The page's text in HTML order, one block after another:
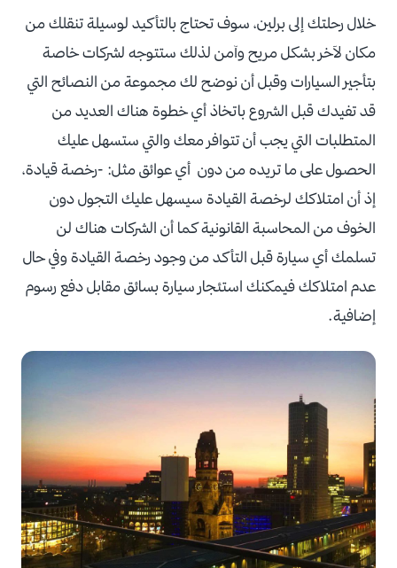
خلال رحلتك إلى برلين، سوف تحتاج بالتأكيد لوسيلة تنقلك من
مكان لآخر بشكل مريح وآمن لذلك ستتوجه لشركات خاصة
بتأجير السيارات وقبل أن نوضح لك مجموعة من النصائح التي
قد تفيدك قبل الشروع باتخاذ أي خطوة هناك العديد من
المتطلبات التي يجب أن تتوافر معك والتي ستسهل عليك
الحصول على ما تريده من دون أي عوائق مثل: -رخصة قيادة،
إذ أن امتلاكك لرخصة القيادة سيسهل عليك التجول دون
الخوف من المحاسبة القانونية كما أن الشركات هناك لن
تسلمك أي سيارة قبل التأكد من وجود رخصة القيادة وفي حال
عدم امتلاكك فيمكنك استئجار سيارة بسائق مقابل دفع رسوم
إضافية.